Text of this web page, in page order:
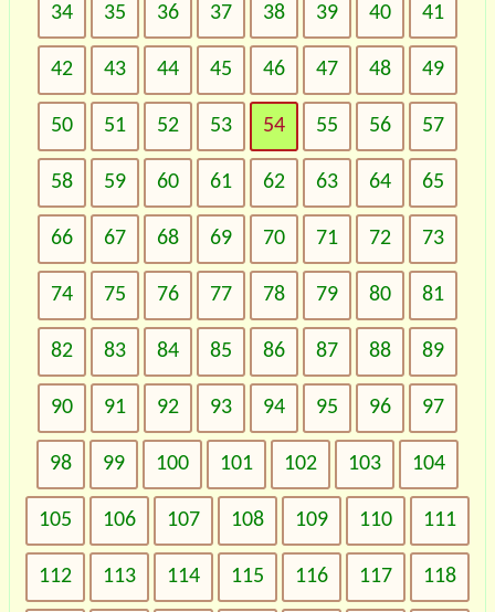
34 35 36 37 38 39 40 41
42 43 44 45 46 47 48 49
50 51 52 53 54 55 56 57
58 59 60 61 62 63 64 65
66 67 68 69 70 71 72 73
74 75 76 77 78 79 80 81
82 83 84 85 86 87 88 89
90 91 92 93 94 95 96 97
98 99 100 101 102 103 104
105 106 107 108 109 110 111
112 113 114 115 116 117 118